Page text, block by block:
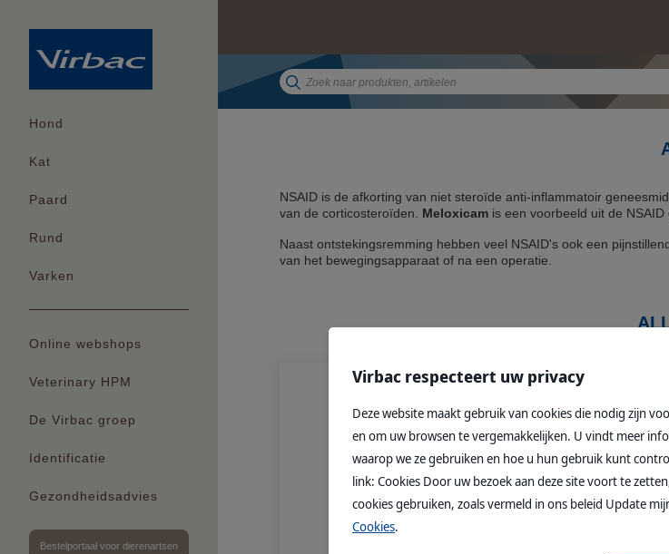
Hond
Kat
Paard
Rund
Varken
Online webshops
Veterinary HPM
De Virbac groep
Identificatie
Gezondheidsadvies
Bestelportaal voor dierenartsen
NSAID is de afkorting van niet steroïde anti-inflammatoir
van de corticosteroïden. Meloxicam is een voorbeeld uit de NSAID
Naast ontstekingsremming hebben veel NSAID's ook een
van het bewegingsapparaat of na een operatie.
Virbac respecteert uw privacy
Deze website maakt gebruik van cookies die nodig zijn
en om uw browsen te vergemakkelijken. U vindt meer
waarop we ze gebruiken en hoe u hun gebruik kunt
link: Cookies Door uw bezoek aan deze site voort te
cookies gebruiken, zoals vermeld in ons beleid Update
Cookies.